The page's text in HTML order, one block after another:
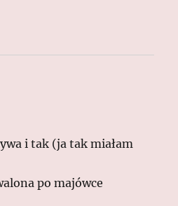
i tak (ja tak miałam
po majówce